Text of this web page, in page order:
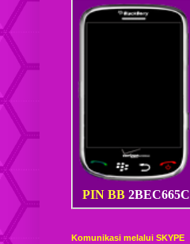
PIN BB 2BEC665C
Komunikasi melalui SKYPE